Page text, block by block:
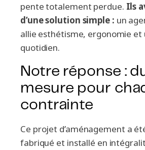
pente totalement perdue. Ils
d’une solution simple : un
allie esthétisme, ergonomie et
quotidien.
Notre réponse :
mesure pour
contrainte
Ce projet d’aménagement a
fabriqué et installé en